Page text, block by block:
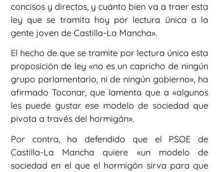
concisos y directos, y cuánto bien va a traer esta
ley que se tramita hoy por lectura única a la
gente joven de Castilla-La Mancha».
El hecho de que se tramite por lectura única esta
proposición de ley «no es un capricho de ningún
grupo parlamentario, ni de ningún gobierno», ha
afirmado Toconar, que lamenta que a «algunos
les puede gustar ese modelo de sociedad que
pivota a través del hormigón».
Por contra, ha defendido que el PSOE de
Castilla-La Mancha quiere «un modelo de
sociedad en el que el hormigón sirva para que